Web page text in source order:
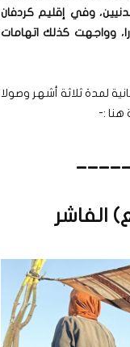
وفي إقليم كردفان
وواجهت كذلك اتهامات
لمدة ثلاثة أشهر وصولا
هنا :-
الفاشر